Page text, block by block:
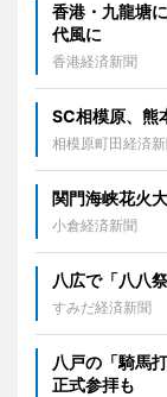
香港・九龍塘
代風に
香港経済新聞
SC相模原、
相模原町田経済
関門海峡花火
小倉経済新聞
八広で「八八
すみだ経済新聞
八戸の「騎馬
正式参拝も